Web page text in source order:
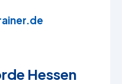
Hessen